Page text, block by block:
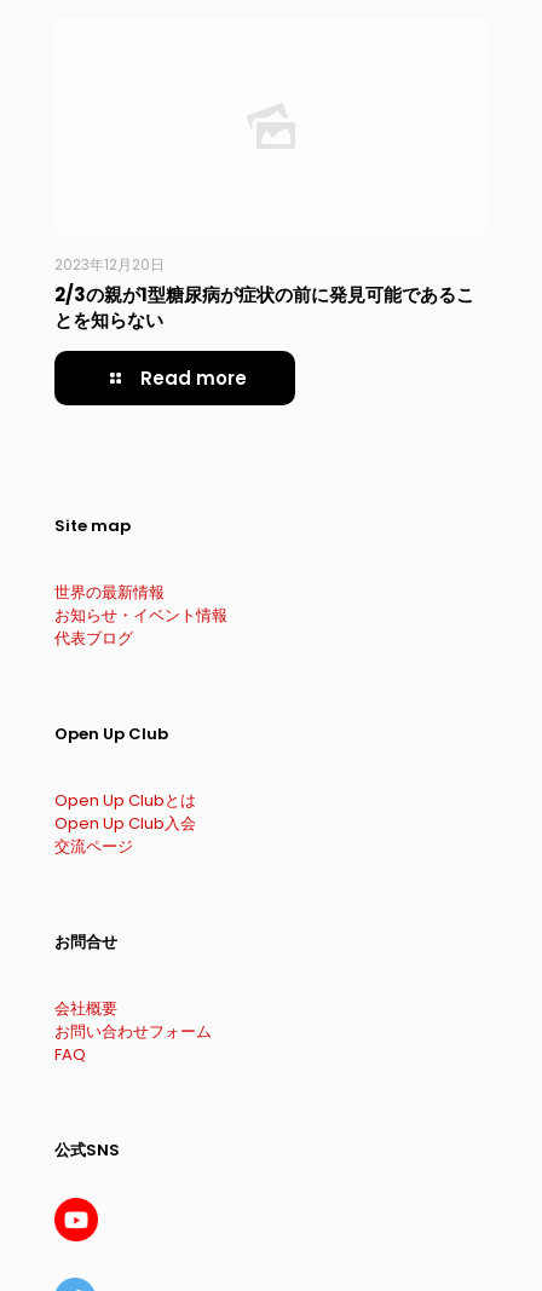
2023年12月20日
2/3の親が1型糖尿病が症状の前に発見可能であるこ
とを知らない
Read more
Site map
世界の最新情報
お知らせ・イベント情報
代表ブログ
Open Up Club
Open Up Clubとは
Open Up Club入会
交流ページ
お問合せ
会社概要
お問い合わせフォーム
FAQ
公式SNS